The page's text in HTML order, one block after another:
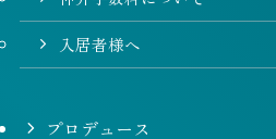
入居者様へ
プロデュース